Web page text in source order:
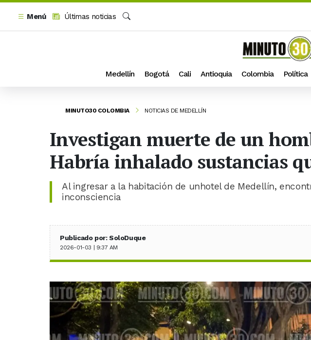
Menú
Últimas noticias
Medellín Bogotá Cali Antioquia Colombia Política
MINUTO30 COLOMBIA NOTICIAS DE MEDELLÍN
Investigan muerte de un
Habría inhalado sustancias
Al ingresar a la habitación de unhotel de Medellín,
inconsciencia
Publicado por: SoloDuque
2026-01-03 | 9:37 AM